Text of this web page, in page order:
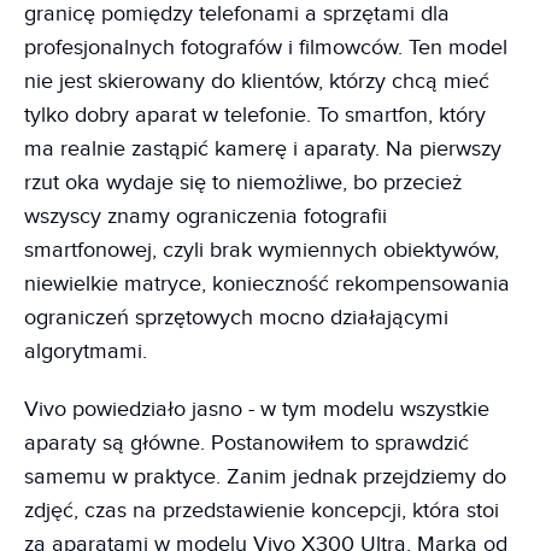
granicę pomiędzy telefonami a sprzętami dla
profesjonalnych fotografów i filmowców. Ten model
nie jest skierowany do klientów, którzy chcą mieć
tylko dobry aparat w telefonie. To smartfon, który
ma realnie zastąpić kamerę i aparaty. Na pierwszy
rzut oka wydaje się to niemożliwe, bo przecież
wszyscy znamy ograniczenia fotografii
smartfonowej, czyli brak wymiennych obiektywów,
niewielkie matryce, konieczność rekompensowania
ograniczeń sprzętowych mocno działającymi
algorytmami.
Vivo powiedziało jasno - w tym modelu wszystkie
aparaty są główne. Postanowiłem to sprawdzić
samemu w praktyce. Zanim jednak przejdziemy do
zdjęć, czas na przedstawienie koncepcji, która stoi
za aparatami w modelu Vivo X300 Ultra. Marka od